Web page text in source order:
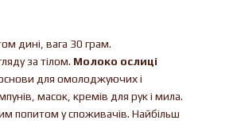
дині, вага 30 грам.
за тілом. Молоко ослиці
для омолоджуючих і
масок, кремів для рук і мила.
попитом у споживачів. Найбільш